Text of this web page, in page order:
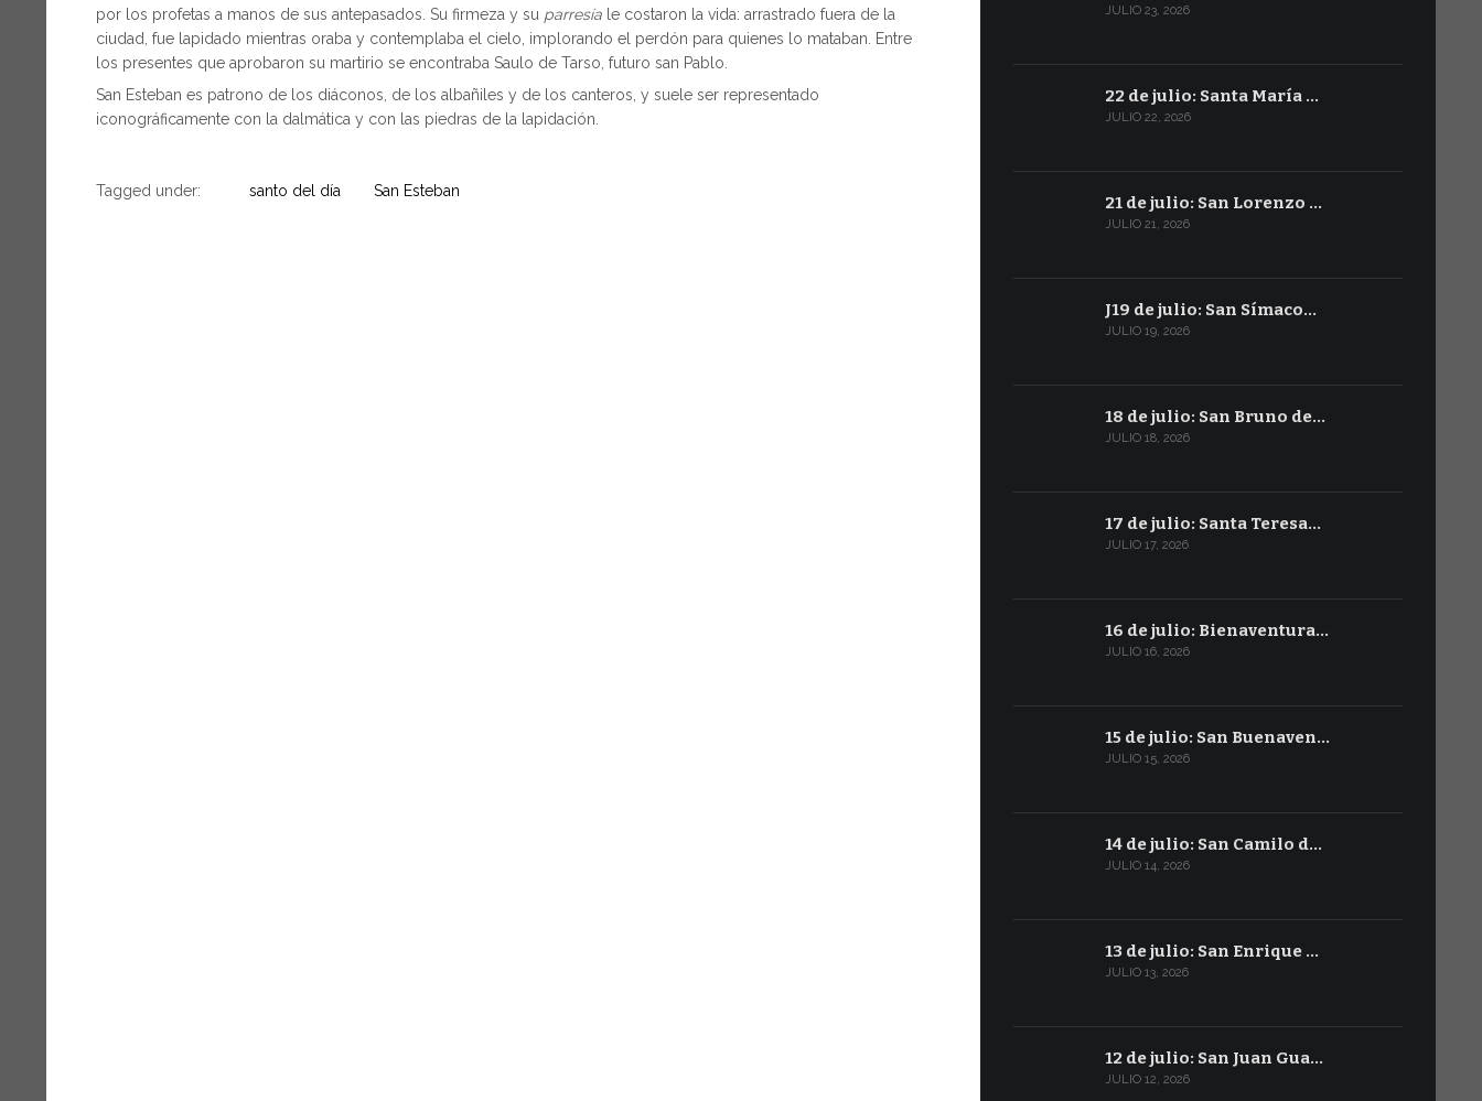
por los profetas a manos de sus antepasados. Su firmeza y su parresía le costaron la vida: arrastrado fuera de la
ciudad, fue lapidado mientras oraba y contemplaba el cielo, implorando el perdón para quienes lo mataban. Entre
los presentes que aprobaron su martirio se encontraba Saulo de Tarso, futuro san Pablo.
San Esteban es patrono de los diáconos, de los albañiles y de los canteros, y suele ser representado
iconográficamente con la dalmática y con las piedras de la lapidación.
Tagged under: santo del día San Esteban
JULIO 23, 2026
22 de julio: Santa María …
JULIO 22, 2026
21 de julio: San Lorenzo …
JULIO 21, 2026
J19 de julio: San Símaco…
JULIO 19, 2026
18 de julio: San Bruno de…
JULIO 18, 2026
17 de julio: Santa Teresa…
JULIO 17, 2026
16 de julio: Bienaventura…
JULIO 16, 2026
15 de julio: San Buenaven…
JULIO 15, 2026
14 de julio: San Camilo d…
JULIO 14, 2026
13 de julio: San Enrique …
JULIO 13, 2026
12 de julio: San Juan Gua…
JULIO 12, 2026